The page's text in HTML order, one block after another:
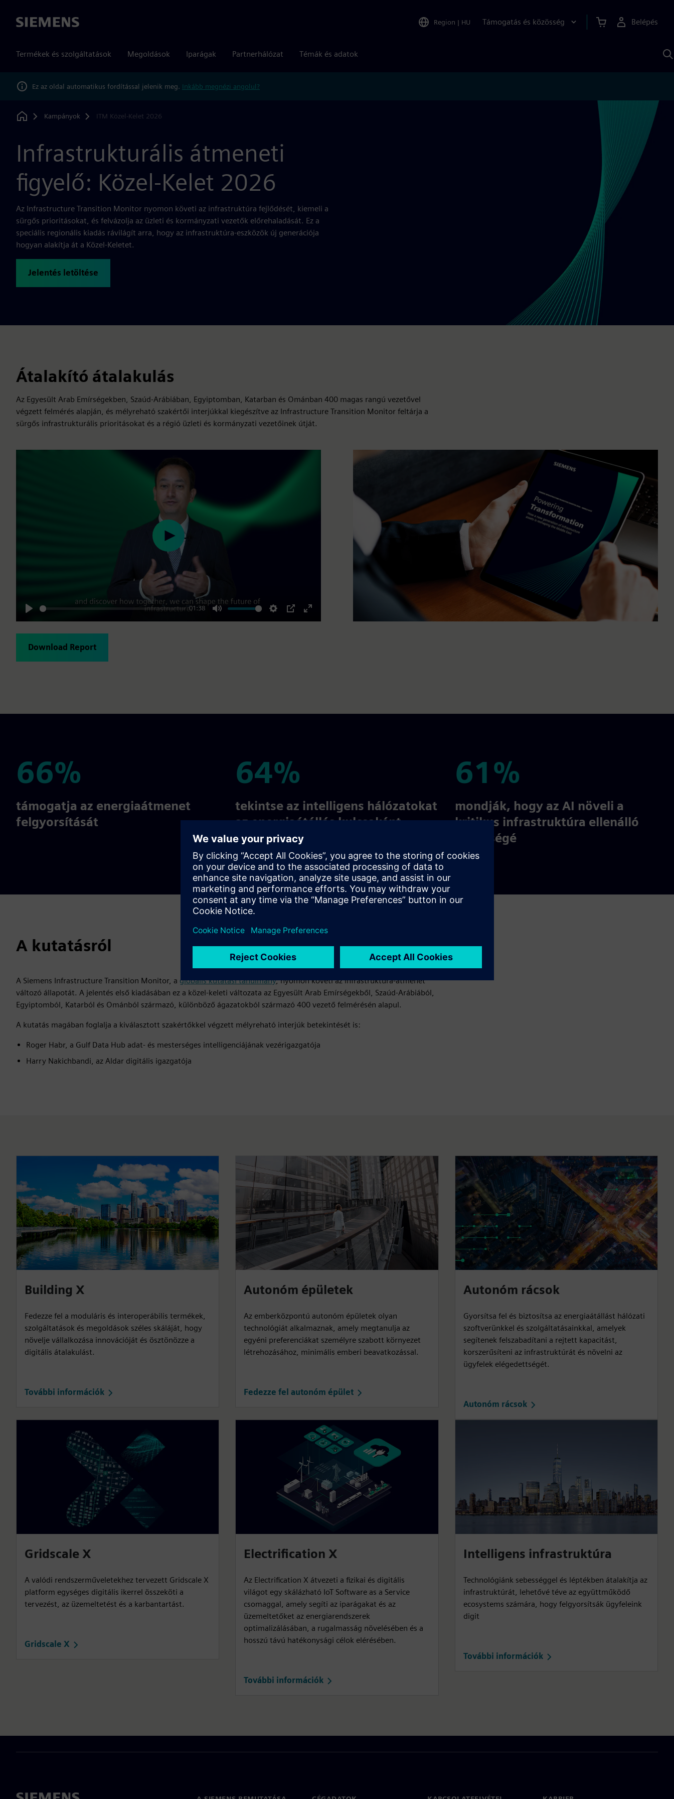
Siemens Region | HU Támogatás és közösség Belépés
Termékek és szolgáltatások Megoldások Iparágak Partnerhálózat Témák és adatok
Ez az oldal automatikus fordítással jelenik meg. Inkább megnézi angolul?
Home
Kampányok ITM Közel-Kelet 2026
Infrastrukturális átmeneti
figyelő: Közel-Kelet 2026
Az Infrastructure Transition Monitor nyomon követi az infrastruktúra fejlődését, kiemeli a
sürgős prioritásokat, és felvázolja az üzleti és kormányzati vezetők előrehaladását. Ez a
speciális regionális kiadás rávilágít arra, hogy az infrastruktúra-eszközök új generációja
hogyan alakítja át a Közel-Keletet.
Jelentés letöltése
Átalakító átalakulás
Az Egyesült Arab Emírségekben, Szaúd-Arábiában, Egyiptomban, Katarban és Ománban 400 magas rangú vezetővel
végzett felmérés alapján, és mélyreható szakértői interjúkkal kiegészítve az Infrastructure Transition Monitor feltárja a
sürgős infrastrukturális prioritásokat és a régió üzleti és kormányzati vezetőinek útját.
Play
01:38
Mute Settings
PIP
Enter
Play
Download Report
66%
66%
támogatja az energiaátmenet
felgyorsítását
64%
64%
tekintse az intelligens hálózatokat
az energiaátállás kulcsaként
61%
61%
mondják, hogy az AI növeli a
kritikus infrastruktúra ellenálló
képességé
A kutatásról
A Siemens Infrastructure Transition Monitor, a globális kutatási tanulmány, nyomon követi az infrastruktúra-átmenet
változó állapotát. A jelentés első kiadásában ez a közel-keleti változata az Egyesült Arab Emírségekből, Szaúd-Arábiából,
Egyiptomból, Katarból és Ománból származó, különböző ágazatokból származó 400 vezető felmérésén alapul.
A kutatás magában foglalja a kiválasztott szakértőkkel végzett mélyreható interjúk betekintését is:
Roger Habr, a Gulf Data Hub adat- és mesterséges intelligenciájának vezérigazgatója
Harry Nakichbandi, az Aldar digitális igazgatója
Building X
Fedezze fel a moduláris és interoperábilis termékek,
szolgáltatások és megoldások széles skáláját, hogy
növelje vállalkozása innovációját és ösztönözze a
digitális átalakulást.
További információk
Autonóm épületek
Az emberközpontú autonóm épületek olyan
technológiát alkalmaznak, amely megtanulja az
egyéni preferenciákat személyre szabott környezet
létrehozásához, minimális emberi beavatkozással.
Fedezze fel autonóm épület
Autonóm rácsok
Gyorsítsa fel és biztosítsa az energiaátállást hálózati
szoftverünkkel és szolgáltatásainkkal, amelyek
segítenek felszabadítani a rejtett kapacitást,
korszerűsíteni az infrastruktúrát és növelni az
ügyfelek elégedettségét.
Autonóm rácsok
Gridscale X
A valódi rendszerműveletekhez tervezett Gridscale X
platform egységes digitális ikerrel összeköti a
tervezést, az üzemeltetést és a karbantartást.
Gridscale X
Electrification X
Az Electrification X átvezeti a fizikai és digitális
világot egy skálázható IoT Software as a Service
csomaggal, amely segíti az iparágakat és az
üzemeltetőket az energiarendszerek
optimalizálásában, a rugalmasság növelésében és a
hosszú távú hatékonysági célok elérésében.
További információk
Intelligens infrastruktúra
Technológiánk sebességgel és léptékben átalakítja az
infrastruktúrát, lehetővé téve az együttműködő
ecosystems számára, hogy felgyorsítsák ügyfeleink
digit
További információk